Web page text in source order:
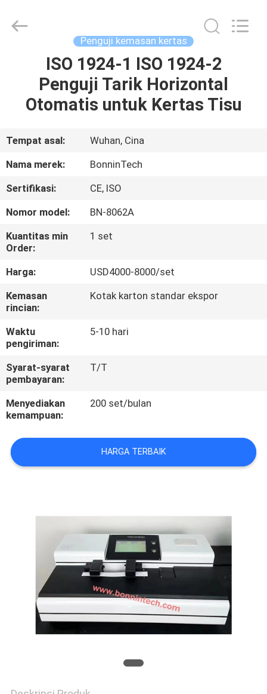
RUMAH
PRODUK
VIDEO
KAMI
TUR
PABRIK
KONTROL
KUALITAS
HUBUNGI
KAMI
PERMINTAAN
SITEMAP
Copyright
Reserved.
Penguji kemasan kertas
ISO 1924-1 ISO 1924-2
Penguji Tarik Horizontal
Otomatis untuk Kertas Tisu
Tempat asal:
Wuhan, Cina
Nama merek:
BonninTech
Sertifikasi:
CE, ISO
Nomor model:
BN-8062A
Kuantitas min
Order:
1 set
Harga:
USD4000-8000/set
Kemasan
rincian:
Kotak karton standar ekspor
Waktu
pengiriman:
5-10 hari
Syarat-syarat
pembayaran:
T/T
Menyediakan
kemampuan:
200 set/bulan
HARGA TERBAIK